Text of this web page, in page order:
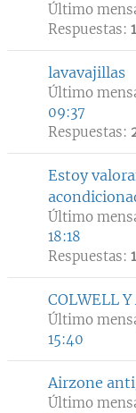
Último
Respuestas: 1
lavavajillas
Último
09:37
Respuestas:
Estoy
Último
18:18
Respuestas: 1
COLWELL
Último
15:40
Airzone
Último